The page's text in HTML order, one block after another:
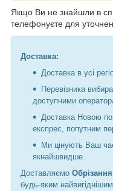
Якщо Ви не знайшли в
телефонуєте для
Доставка:
Доставка в усі
Перевізника
доступними
Доставка Новою
експрес, попутним
Ми цінують Ваш
якнайшвидше.
Доставляємо
будь-яким